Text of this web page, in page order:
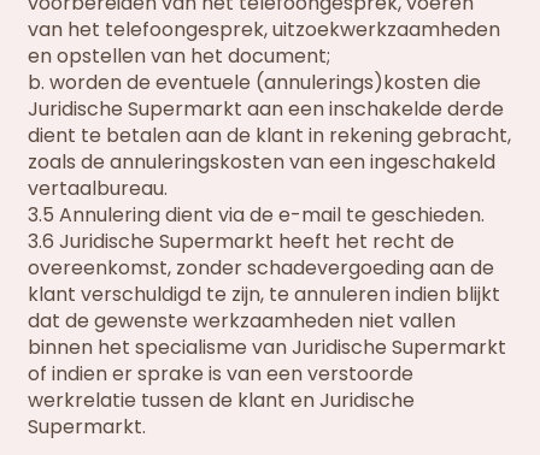
van het telefoongesprek, uitzoekwerkzaamheden
en opstellen van het document;
b. worden de eventuele (annulerings)kosten die
Juridische Supermarkt aan een inschakelde derde
dient te betalen aan de klant in rekening gebracht,
zoals de annuleringskosten van een ingeschakeld
vertaalbureau.
3.5 Annulering dient via de e-mail te geschieden.
3.6 Juridische Supermarkt heeft het recht de
overeenkomst, zonder schadevergoeding aan de
klant verschuldigd te zijn, te annuleren indien blijkt
dat de gewenste werkzaamheden niet vallen
binnen het specialisme van Juridische Supermarkt
of indien er sprake is van een verstoorde
werkrelatie tussen de klant en Juridische
Supermarkt.